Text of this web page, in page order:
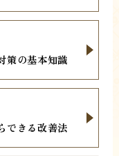
策の基本知識
できる改善法